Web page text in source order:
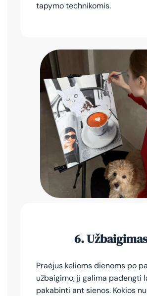
tapymo technikomis.
6.Užbaigimas
Praėjus kelioms dienoms po
užbaigimo, jį galima padengti
pakabinti ant sienos. Kokios